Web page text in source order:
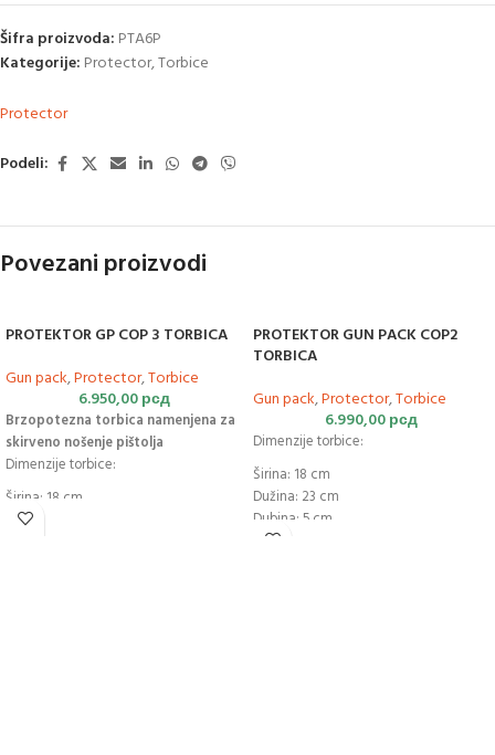
Šifra proizvoda: PTA6P
Kategorije: Protector,Torbice
Protector
Podeli:
Povezani proizvodi
PROTEKTOR GP COP 3 TORBICA
Gun pack,Protector,Torbice
6.950,00рсд
Brzopotezna torbica namenjena za
skirveno nošenje pištolja
Dimenzije torbice:
Širina: 18 cm
Dužina: 29cm
PROTEKTOR GUN PACK COP2
TORBICA
Gun pack,Protector,Torbice
6.990,00рсд
Dimenzije torbice:
Širina: 18 cm
Dužina: 23 cm
Dubina: 5 cm
Težina: 440 g